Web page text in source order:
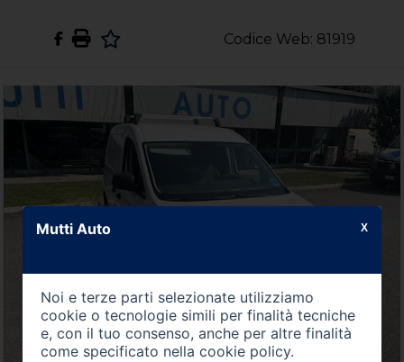
Codice Web: 81919
Mutti Auto
Noi e terze parti selezionate utilizziamo
cookie o tecnologie simili per finalità tecniche
e, con il tuo consenso, anche per altre finalità
come specificato nella cookie policy.
X